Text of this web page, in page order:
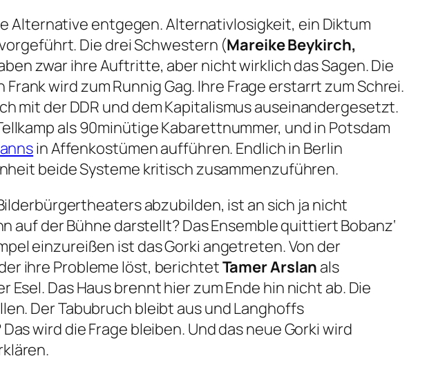
Alternative entgegen. Alternativlosigkeit, ein Diktum
Die drei Schwestern (Mareike Beykirch,
zwar ihre Auftritte, aber nicht wirklich das Sagen. Die
wird zum Runnig Gag. Ihre Frage erstarrt zum Schrei.
mit der DDR und dem Kapitalismus auseinandergesetzt.
als 90minütige Kabarettnummer, und in Potsdam
in Affenkostümen aufführen. Endlich in Berlin
beide Systeme kritisch zusammenzuführen.
abzubilden, ist an sich ja nicht
auf der Bühne darstellt? Das Ensemble quittiert Bobanz‘
einzureißen ist das Gorki angetreten. Von der
ihre Probleme löst, berichtetTamer Arslan als
Das Haus brennt hier zum Ende hin nicht ab. Die
Der Tabubruch bleibt aus und Langhoffs
wird die Frage bleiben. Und das neue Gorki wird